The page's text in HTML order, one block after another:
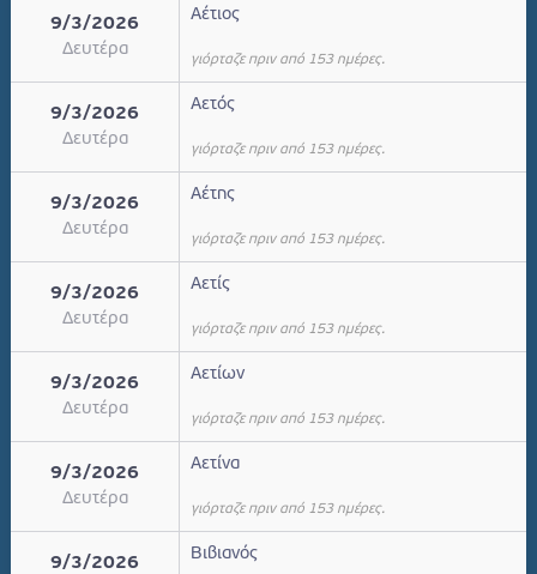
9/3/2026
Δευτέρα
Αέτιος
γιόρταζε πριν από 153 ημέρες.
9/3/2026
Δευτέρα
Αετός
γιόρταζε πριν από 153 ημέρες.
9/3/2026
Δευτέρα
Αέτης
γιόρταζε πριν από 153 ημέρες.
9/3/2026
Δευτέρα
Αετίς
γιόρταζε πριν από 153 ημέρες.
9/3/2026
Δευτέρα
Αετίων
γιόρταζε πριν από 153 ημέρες.
9/3/2026
Δευτέρα
Αετίνα
γιόρταζε πριν από 153 ημέρες.
9/3/2026
Βιβιανός